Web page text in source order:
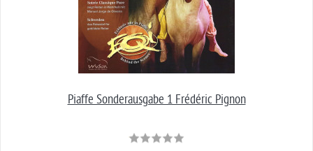
Piaffe Sonderausgabe 1 Frédéric Pignon